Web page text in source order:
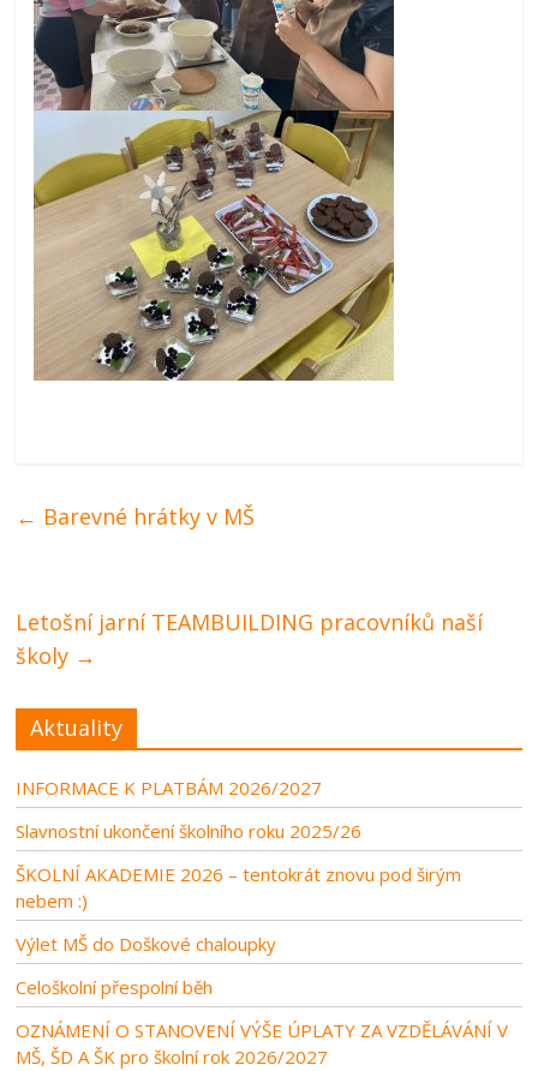
← Barevné hrátky v MŠ
Letošní jarní TEAMBUILDING pracovníků naší
školy →
Aktuality
INFORMACE K PLATBÁM 2026/2027
Slavnostní ukončení školního roku 2025/26
ŠKOLNÍ AKADEMIE 2026 – tentokrát znovu pod širým
nebem :)
Výlet MŠ do Doškové chaloupky
Celoškolní přespolní běh
OZNÁMENÍ O STANOVENÍ VÝŠE ÚPLATY ZA VZDĚLÁVÁNÍ V
MŠ, ŠD A ŠK pro školní rok 2026/2027